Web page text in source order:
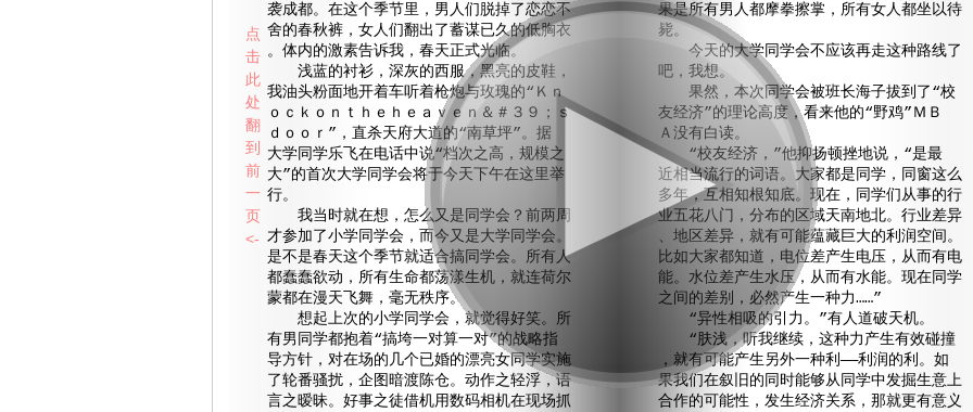
袭成都。在这个季节里，男人们脱掉了恋恋不
舍的春秋裤，女人们翻出了蓄谋已久的低胸衣
。体内的激素告诉我，春天正式光临。
浅蓝的衬衫，深灰的西服，黑亮的皮鞋，
我油头粉面地开着车听着枪炮与玫瑰的“Ｋｎ
ｏｃｋｏｎｔｈｅｈｅａｖｅｎ＆＃３９；ｓ
ｄｏｏｒ”，直杀天府大道的“南草坪”。据
大学同学乐飞在电话中说“档次之高，规模之
大”的首次大学同学会将于今天下午在这里举
行。
我当时就在想，怎么又是同学会？前两周
才参加了小学同学会，而今又是大学同学会。
是不是春天这个季节就适合搞同学会。所有人
都蠢蠢欲动，所有生命都荡漾生机，就连荷尔
蒙都在漫天飞舞，毫无秩序。
想起上次的小学同学会，就觉得好笑。所
有男同学都抱着“搞垮一对算一对”的战略指
导方针，对在场的几个已婚的漂亮女同学实施
了轮番骚扰，企图暗渡陈仓。动作之轻浮，语
言之暧昧。好事之徒借机用数码相机在现场抓
果是所有男人都摩拳擦掌，所有女人都坐以待
毙。
今天的大学同学会不应该再走这种路线了
吧，我想。
果然，本次同学会被班长海子拔到了“校
友经济”的理论高度，看来他的“野鸡”ＭＢ
Ａ没有白读。
“校友经济，”他抑扬顿挫地说，“是最
近相当流行的词语。大家都是同学，同窗这么
多年，互相知根知底。现在，同学们从事的行
业五花八门，分布的区域天南地北。行业差异
、地区差异，就有可能蕴藏巨大的利润空间。
比如大家都知道，电位差产生电压，从而有电
能。水位差产生水压，从而有水能。现在同学
之间的差别，必然产生一种力……”
“异性相吸的引力。”有人道破天机。
“肤浅，听我继续，这种力产生有效碰撞
，就有可能产生另外一种利——利润的利。如
果我们在叙旧的同时能够从同学中发掘生意上
合作的可能性，发生经济关系，那就更有意义
点
击
此
处
翻
到
前
一
页
<-